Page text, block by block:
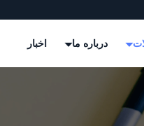
درباره ما اخبار